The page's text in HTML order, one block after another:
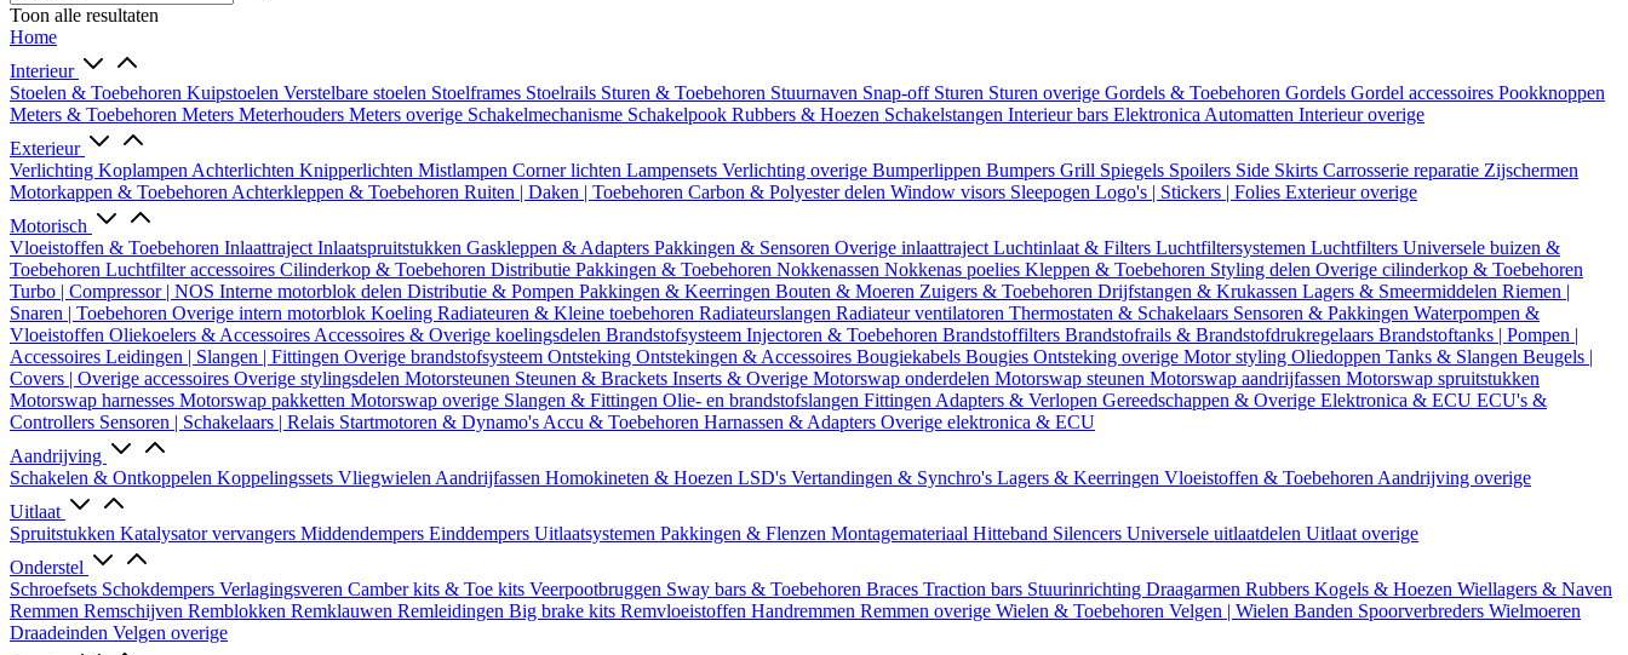
Toon alle resultaten
Home
Interieur
Stoelen & Toebehoren Kuipstoelen Verstelbare stoelen Stoelframes Stoelrails Sturen & Toebehoren Stuurnaven Snap-off Sturen Sturen overige Gordels & Toebehoren Gordels Gordel accessoires Pookknoppen
Meters & Toebehoren Meters Meterhouders Meters overige Schakelmechanisme Schakelpook Rubbers & Hoezen Schakelstangen Interieur bars Elektronica Automatten Interieur overige
Exterieur
Verlichting Koplampen Achterlichten Knipperlichten Mistlampen Corner lichten Lampensets Verlichting overige Bumperlippen Bumpers Grill Spiegels Spoilers Side Skirts Carrosserie reparatie Zijschermen
Motorkappen & Toebehoren Achterkleppen & Toebehoren Ruiten | Daken | Toebehoren Carbon & Polyester delen Window visors Sleepogen Logo's | Stickers | Folies Exterieur overige
Motorisch
Vloeistoffen & Toebehoren Inlaattraject Inlaatspruitstukken Gaskleppen & Adapters Pakkingen & Sensoren Overige inlaattraject Luchtinlaat & Filters Luchtfiltersystemen Luchtfilters Universele buizen &
Toebehoren Luchtfilter accessoires Cilinderkop & Toebehoren Distributie Pakkingen & Toebehoren Nokkenassen Nokkenas poelies Kleppen & Toebehoren Styling delen Overige cilinderkop & Toebehoren
Turbo | Compressor | NOS Interne motorblok delen Distributie & Pompen Pakkingen & Keerringen Bouten & Moeren Zuigers & Toebehoren Drijfstangen & Krukassen Lagers & Smeermiddelen Riemen |
Snaren | Toebehoren Overige intern motorblok Koeling Radiateuren & Kleine toebehoren Radiateurslangen Radiateur ventilatoren Thermostaten & Schakelaars Sensoren & Pakkingen Waterpompen &
Vloeistoffen Oliekoelers & Accessoires Accessoires & Overige koelingsdelen Brandstofsysteem Injectoren & Toebehoren Brandstoffilters Brandstofrails & Brandstofdrukregelaars Brandstoftanks | Pompen |
Accessoires Leidingen | Slangen | Fittingen Overige brandstofsysteem Ontsteking Ontstekingen & Accessoires Bougiekabels Bougies Ontsteking overige Motor styling Oliedoppen Tanks & Slangen Beugels |
Covers | Overige accessoires Overige stylingsdelen Motorsteunen Steunen & Brackets Inserts & Overige Motorswap onderdelen Motorswap steunen Motorswap aandrijfassen Motorswap spruitstukken
Motorswap harnesses Motorswap pakketten Motorswap overige Slangen & Fittingen Olie- en brandstofslangen Fittingen Adapters & Verlopen Gereedschappen & Overige Elektronica & ECU ECU's &
Controllers Sensoren | Schakelaars | Relais Startmotoren & Dynamo's Accu & Toebehoren Harnassen & Adapters Overige elektronica & ECU
Aandrijving
Schakelen & Ontkoppelen Koppelingssets Vliegwielen Aandrijfassen Homokineten & Hoezen LSD's Vertandingen & Synchro's Lagers & Keerringen Vloeistoffen & Toebehoren Aandrijving overige
Uitlaat
Spruitstukken Katalysator vervangers Middendempers Einddempers Uitlaatsystemen Pakkingen & Flenzen Montagemateriaal Hitteband Silencers Universele uitlaatdelen Uitlaat overige
Onderstel
Schroefsets Schokdempers Verlagingsveren Camber kits & Toe kits Veerpootbruggen Sway bars & Toebehoren Braces Traction bars Stuurinrichting Draagarmen Rubbers Kogels & Hoezen Wiellagers & Naven
Remmen Remschijven Remblokken Remklauwen Remleidingen Big brake kits Remvloeistoffen Handremmen Remmen overige Wielen & Toebehoren Velgen | Wielen Banden Spoorverbreders Wielmoeren
Draadeinden Velgen overige